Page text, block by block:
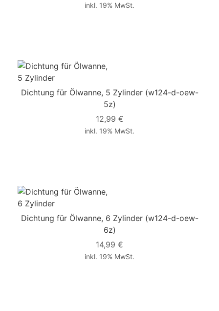
inkl. 19% MwSt.
Dichtung für Ölwanne, 5 Zylinder (w124-d-oew-
5z)
12,99 €
inkl. 19% MwSt.
Dichtung für Ölwanne, 6 Zylinder (w124-d-oew-
6z)
14,99 €
inkl. 19% MwSt.